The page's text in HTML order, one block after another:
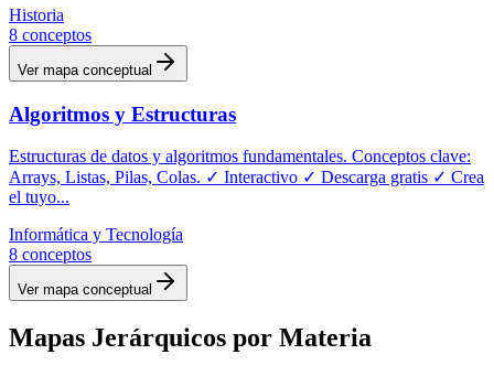
Historia
8 conceptos
Ver mapa conceptual
Algoritmos y Estructuras
Estructuras de datos y algoritmos fundamentales. Conceptos clave:
Arrays, Listas, Pilas, Colas. ✓ Interactivo ✓ Descarga gratis ✓ Crea
el tuyo...
Informática y Tecnología
8 conceptos
Ver mapa conceptual
Mapas Jerárquicos por Materia